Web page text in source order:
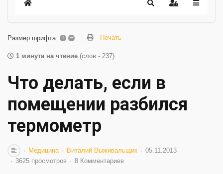
Размер шрифта: + – Печать
1 минута на чтение (слов - 237)
Что делать, если в
помещении разбился
термометр
Медицина Виталий Выживальщик
05.11.2013
3625 просмотров
8 Комментариев